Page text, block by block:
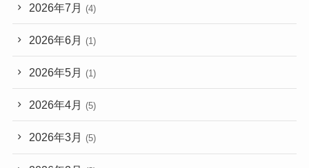
2026年7月 (4)
2026年6月 (1)
2026年5月 (1)
2026年4月 (5)
2026年3月 (5)